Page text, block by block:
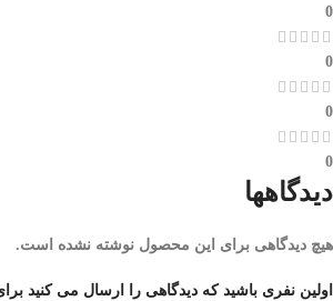
0
0
0
0
دیدگاهها
هیچ دیدگاهی برای این محصول نوشته نشده است.
اولین نفری باشید که دیدگاهی را ارسال می کنید